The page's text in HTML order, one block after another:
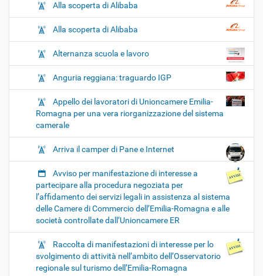
Alla scoperta di Alibaba
Alla scoperta di Alibaba
Alternanza scuola e lavoro
Anguria reggiana: traguardo IGP
Appello dei lavoratori di Unioncamere Emilia-
Romagna per una vera riorganizzazione del sistema
camerale
Arriva il camper di Pane e Internet
Avviso per manifestazione di interesse a
partecipare alla procedura negoziata per
l’affidamento dei servizi legali in assistenza al sistema
delle Camere di Commercio dell’Emilia-Romagna e alle
società controllate dall’Unioncamere ER
Raccolta di manifestazioni di interesse per lo
svolgimento di attività nell’ambito dell’Osservatorio
regionale sul turismo dell’Emilia-Romagna